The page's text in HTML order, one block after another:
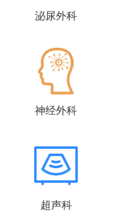
泌尿外科
神经外科
超声科